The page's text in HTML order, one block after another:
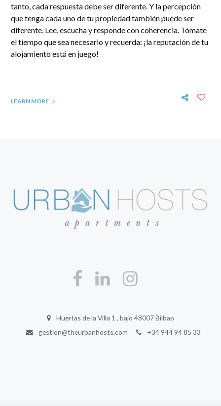
tanto, cada respuesta debe ser diferente. Y la percepción
que tenga cada uno de tu propiedad también puede ser
diferente. Lee, escucha y responde con coherencia. Tómate
el tiempo que sea necesario y recuerda: ¡la reputación de tu
alojamiento está en juego!
LEARN MORE
Huertas de la Villa 1 , bajo 48007 Bilbao
gestion@theurbanhosts.com
+34 944 94 85 33